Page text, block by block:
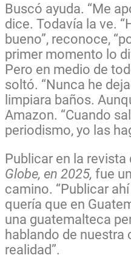
Buscó ayuda. “Me
dice. Todavía la ve.
bueno”, reconoce,
primer momento lo
Pero en medio de
soltó. “Nunca he
limpiara baños.
Amazon. “Cuando
periodismo, yo las
Publicar en la revista
Globe, en 2025, fue
camino. “Publicar
quería que en
una guatemalteca
hablando de nuestra
realidad”.